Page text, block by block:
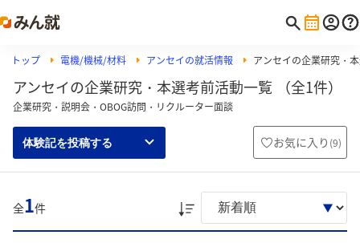
トップ 電機/機械/材料 アンセイの就活情報 アンセイの企業研究・
アンセイの企業研究・本選考前活動一覧 （全1件）
企業研究・説明会・OBOG訪問・リクルーター面談
体験記を投稿する お気に入り (9)
全1件